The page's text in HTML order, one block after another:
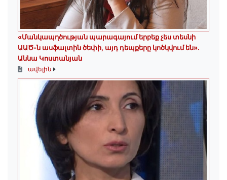
«Մանկապղծության պարագայում երբեք չես տեսնի
ԱԱԾ-ն ասֆալտին ծեփի, այդ դեպքերը կոծկվում են»․
Աննա Կոստանյան
ավելին